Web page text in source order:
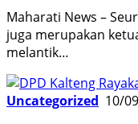
Maharati News –
juga merupakan
melantik…
Uncategorized 10/